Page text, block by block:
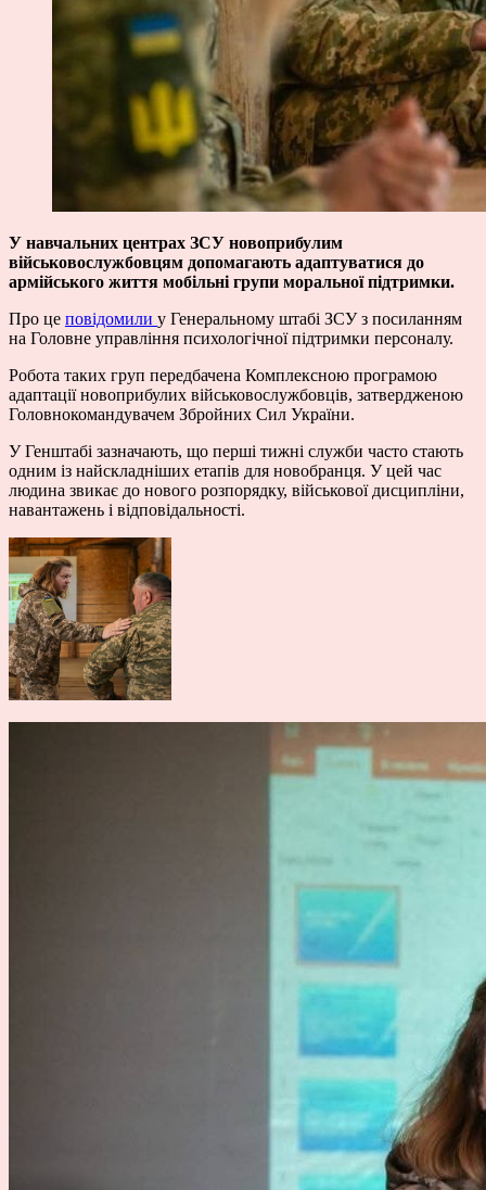
У навчальних центрах ЗСУ новоприбулим
військовослужбовцям допомагають адаптуватися до
армійського життя мобільні групи моральної підтримки.
Про це повідомили у Генеральному штабі ЗСУ з посиланням
на Головне управління психологічної підтримки персоналу.
Робота таких груп передбачена Комплексною програмою
адаптації новоприбулих військовослужбовців, затвердженою
Головнокомандувачем Збройних Сил України.
У Генштабі зазначають, що перші тижні служби часто стають
одним із найскладніших етапів для новобранця. У цей час
людина звикає до нового розпорядку, військової дисципліни,
навантажень і відповідальності.